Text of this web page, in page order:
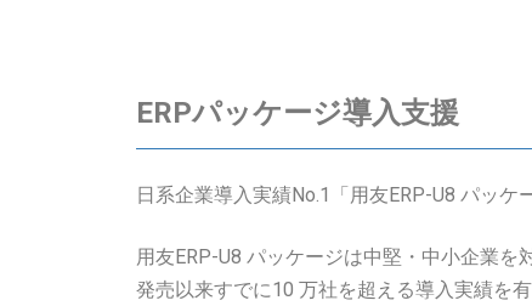
ERPパッケージ導入支援
日系企業導入実績No.1「用友ERP-U8 パッケ
用友ERP-U8 パッケージは中堅・中小企業
発売以来すでに10 万社を超える導入実績を